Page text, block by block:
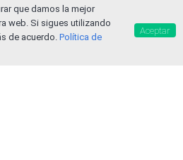
que damos la mejor
web. Si sigues utilizando
de acuerdo. Política de
Aceptar